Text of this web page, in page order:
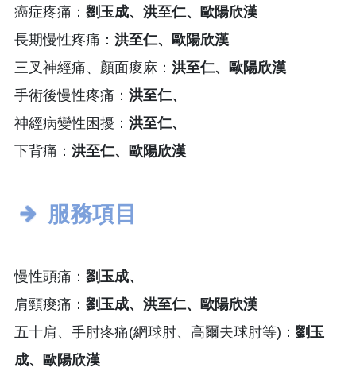
癌症疼痛： 劉玉成、洪至仁、歐陽欣漢
長期慢性疼痛： 洪至仁、歐陽欣漢
三叉神經痛、顏面痠麻： 洪至仁、歐陽欣漢
手術後慢性疼痛： 洪至仁、
神經病變性困擾： 洪至仁、
下背痛： 洪至仁、歐陽欣漢
服務項目
慢性頭痛： 劉玉成、
肩頸痠痛： 劉玉成、洪至仁、歐陽欣漢
五十肩、手肘疼痛(網球肘、高爾夫球肘等)： 劉玉
成、歐陽欣漢